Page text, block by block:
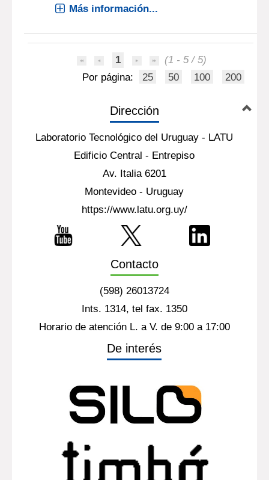
Más información...
1
(1 - 5 / 5)
Por página:
25 50 100 200
Dirección
Laboratorio Tecnológico del Uruguay - LATU
Edificio Central - Entrepiso
Av. Italia 6201
Montevideo - Uruguay
https://www.latu.org.uy/
Contacto
(598) 26013724
Ints. 1314, tel fax. 1350
Horario de atención L. a V. de 9:00 a 17:00
De interés